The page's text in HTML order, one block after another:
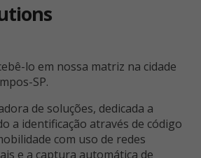
lo em nossa matriz na cidade
SP.
de soluções, dedicada a
a identificação através de código
com uso de redes
e a captura automática de